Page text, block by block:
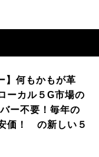
】何もかもが革
ーカル５G市場の
ー不要！毎年の
価！ の新しい５